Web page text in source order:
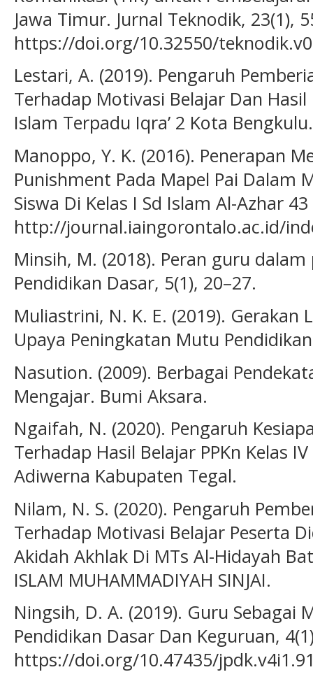
Jawa Timur. Jurnal Teknodik, 23(1),
https://doi.org/10.32550/
Lestari, A. (2019). Pengaruh
Terhadap Motivasi Belajar Dan Hasil
Islam Terpadu Iqra’ 2 Kota
Manoppo, Y. K. (2016). Penerapan
Punishment Pada Mapel Pai Dalam
Siswa Di Kelas I Sd Islam Al-Azhar
http://journal.iaingorontalo.ac.id/
Minsih, M. (2018). Peran guru
Pendidikan Dasar, 5(1), 20–27.
Muliastrini, N. K. E. (2019). Gerakan
Upaya Peningkatan Mutu
Nasution. (2009). Berbagai
Mengajar. Bumi Aksara.
Ngaifah, N. (2020). Pengaruh
Terhadap Hasil Belajar PPKn Kelas
Adiwerna Kabupaten Tegal.
Nilam, N. S. (2020). Pengaruh
Terhadap Motivasi Belajar Peserta
Akidah Akhlak Di MTs Al-Hidayah
ISLAM MUHAMMADIYAH SINJAI.
Ningsih, D. A. (2019). Guru Sebagai
Pendidikan Dasar Dan Keguruan,
https://doi.org/10.47435/